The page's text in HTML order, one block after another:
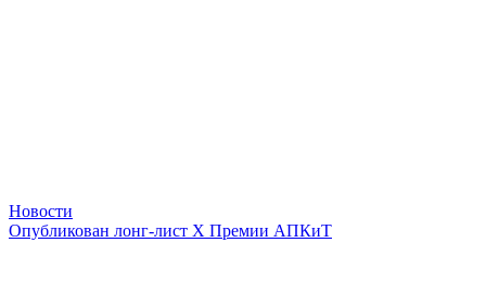
Новости
Опубликован лонг-лист X Премии АПКиТ